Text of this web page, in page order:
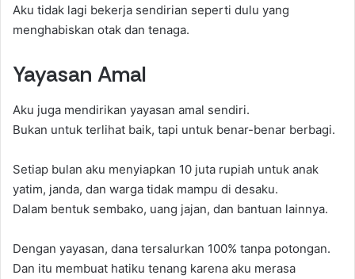
Aku tidak lagi bekerja sendirian seperti dulu yang
menghabiskan otak dan tenaga.
Yayasan Amal
Aku juga mendirikan yayasan amal sendiri.
Bukan untuk terlihat baik, tapi untuk benar-benar berbagi.
Setiap bulan aku menyiapkan 10 juta rupiah untuk anak
yatim, janda, dan warga tidak mampu di desaku.
Dalam bentuk sembako, uang jajan, dan bantuan lainnya.
Dengan yayasan, dana tersalurkan 100% tanpa potongan.
Dan itu membuat hatiku tenang karena aku merasa